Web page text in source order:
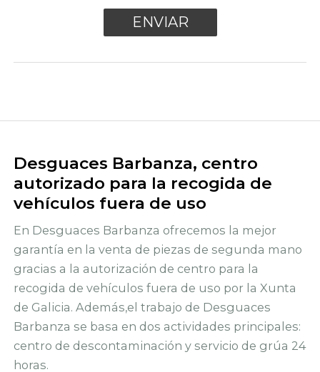
Desguaces Barbanza, centro
autorizado para la recogida de
vehículos fuera de uso
En Desguaces Barbanza ofrecemos la mejor
garantía en la venta de piezas de segunda mano
gracias a la autorización de centro para la
recogida de vehículos fuera de uso por la Xunta
de Galicia. Además,el trabajo de Desguaces
Barbanza se basa en dos actividades principales:
centro de descontaminación y servicio de grúa 24
horas.